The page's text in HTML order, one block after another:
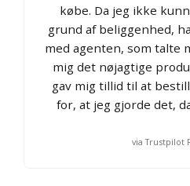
købe. Da jeg ikke
grund af beliggenhed,
med agenten, som talte
mig det nøjagtige
gav mig tillid til at
for, at jeg gjorde det,
via Trustpilot